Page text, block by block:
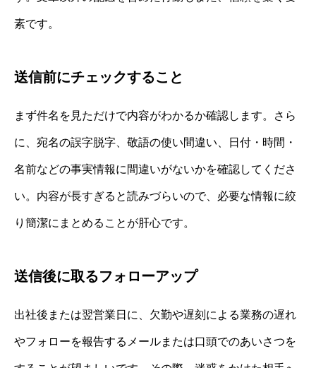
素です。
送信前にチェックすること
まず件名を見ただけで内容がわかるか確認します。さら
に、宛名の誤字脱字、敬語の使い間違い、日付・時間・
名前などの事実情報に間違いがないかを確認してくださ
い。内容が長すぎると読みづらいので、必要な情報に絞
り簡潔にまとめることが肝心です。
送信後に取るフォローアップ
出社後または翌営業日に、欠勤や遅刻による業務の遅れ
やフォローを報告するメールまたは口頭でのあいさつを